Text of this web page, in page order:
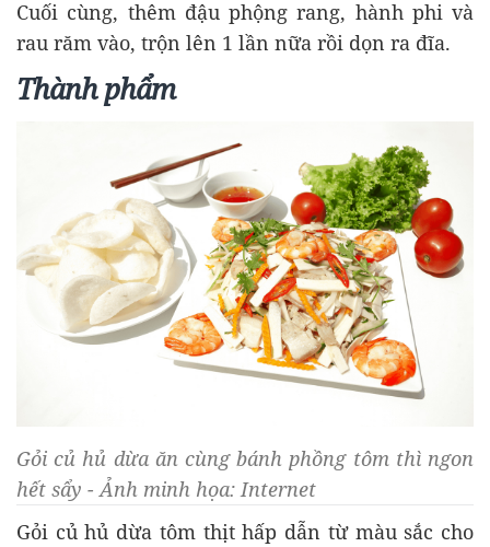
Cuối cùng, thêm đậu phộng rang, hành phi và
rau răm vào, trộn lên 1 lần nữa rồi dọn ra đĩa.
Thành phẩm
Gỏi củ hủ dừa ăn cùng bánh phồng tôm thì ngon
hết sẩy - Ảnh minh họa: Internet
Gỏi củ hủ dừa tôm thịt hấp dẫn từ màu sắc cho